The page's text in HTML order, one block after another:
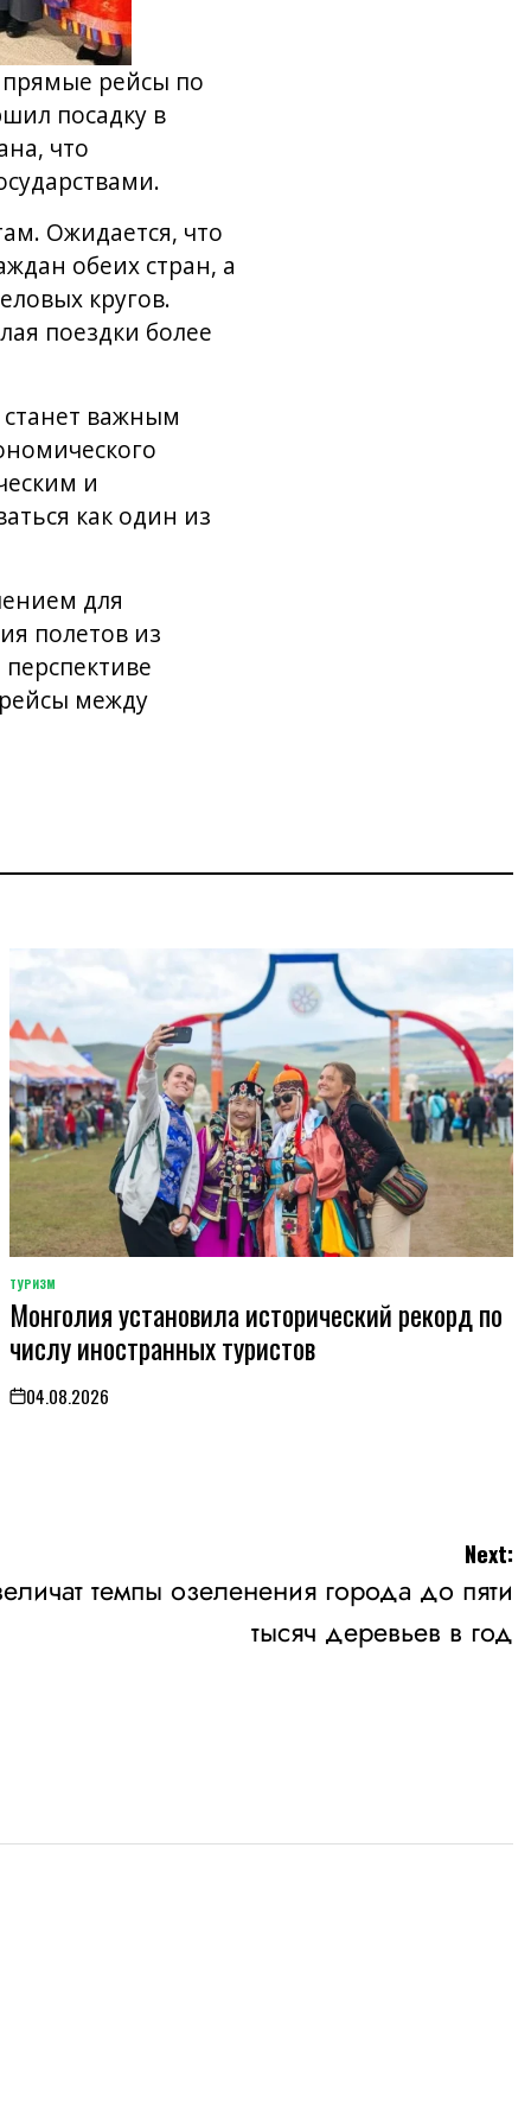
прямые рейсы по
посадку в
что
Ожидается, что
обеих стран, а
кругов.
поездки более
важным
и
как один из
для
полетов из
между
POSTED
IN
ТУРИЗМ
Монголия установила исторический рекорд по
числу иностранных туристов
on04.08.2026
Next:
темпы озеленения города до пяти
тысяч деревьев в год